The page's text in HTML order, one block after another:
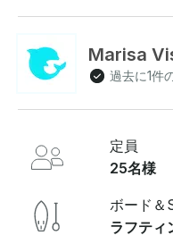
ります。ポルトガルで
のひとつです。このア
夢中になり、透き通っ
きます。アクティビテ
一日中忙しくなります
ティの最後には、地元の
ラフトのシーズンは春
終わります。 初心者でも熟練者でも、可能性は様々で
す！ 1人あたり80ユーロから（最低2名*）には、ギア、
Marisa
過去に1件
定員
25名様
ボード＆
ラフティ